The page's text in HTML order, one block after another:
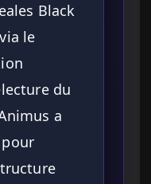
Black
le
du
a